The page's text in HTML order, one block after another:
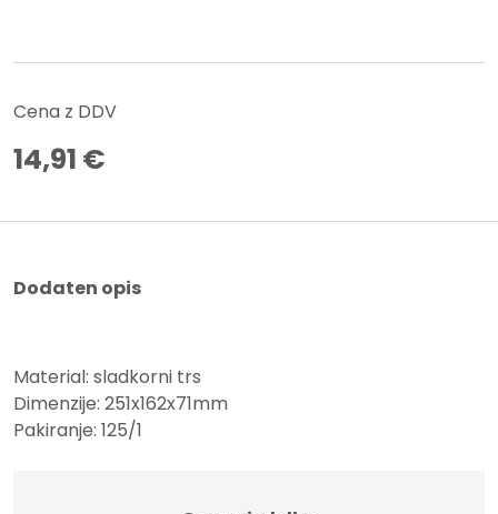
Cena z DDV
14,91 €
Dodaten opis
Material: sladkorni trs
Dimenzije: 251x162x71mm
Pakiranje: 125/1